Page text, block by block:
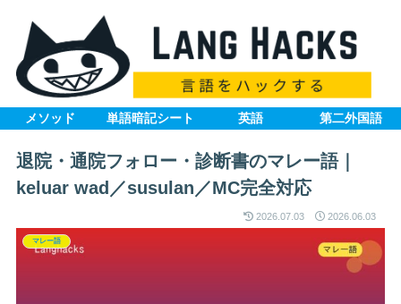
メソッド 単語暗記シート 英語 第二外国語
退院・通院フォロー・診断書のマレー語｜
keluar wad／susulan／MC完全対応
2026.07.03 2026.06.03
マレー語